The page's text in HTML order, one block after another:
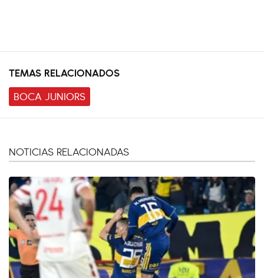
TEMAS RELACIONADOS
BOCA JUNIORS
NOTICIAS RELACIONADAS